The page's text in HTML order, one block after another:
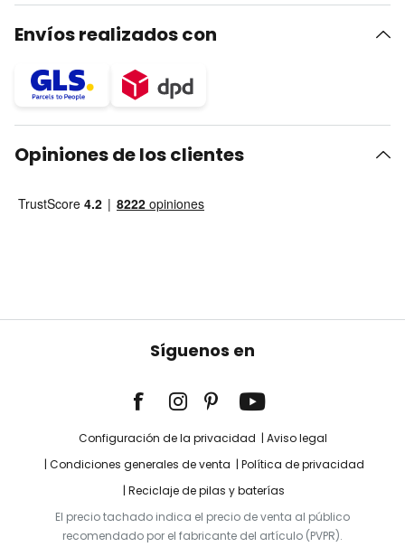
Envíos realizados con
Opiniones de los clientes
Síguenos en
Configuración de la privacidad
Aviso legal
Condiciones generales de venta
Política de privacidad
Reciclaje de pilas y baterías
El precio tachado indica el precio de venta al público
recomendado por el fabricante del artículo (PVPR).